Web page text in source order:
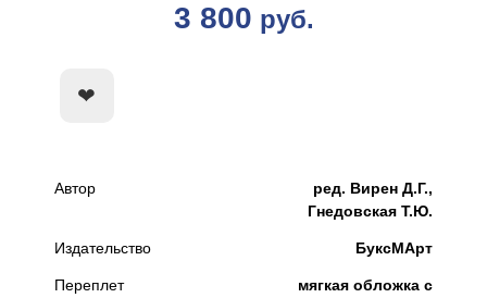
3 800 руб.
Автор
ред. Вирен Д.Г.,
Гнедовская Т.Ю.
Издательство БуксМАрт
Переплет
мягкая обложка с